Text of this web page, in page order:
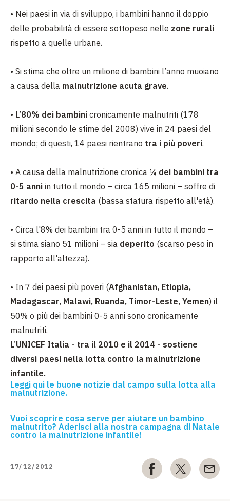
• Nei paesi in via di sviluppo, i bambini hanno il doppio
delle probabilità di essere sottopeso nelle zone rurali
rispetto a quelle urbane.
• Si stima che oltre un milione di bambini l’anno muoiano
a causa della malnutrizione acuta grave.
• L’80% dei bambini cronicamente malnutriti (178
milioni secondo le stime del 2008) vive in 24 paesi del
mondo; di questi, 14 paesi rientrano tra i più poveri.
• A causa della malnutrizione cronica ¼ dei bambini tra
0-5 anni in tutto il mondo – circa 165 milioni – soffre di
ritardo nella crescita (bassa statura rispetto all'età).
• Circa l'8% dei bambini tra 0-5 anni in tutto il mondo –
si stima siano 51 milioni – sia deperito (scarso peso in
rapporto all'altezza).
• In 7 dei paesi più poveri (Afghanistan, Etiopia,
Madagascar, Malawi, Ruanda, Timor-Leste, Yemen) il
50% o più dei bambini 0-5 anni sono cronicamente
malnutriti.
L’UNICEF Italia - tra il 2010 e il 2014 - sostiene
diversi paesi nella lotta contro la malnutrizione
infantile.
Leggi qui le buone notizie dal campo sulla lotta alla
malnutrizione.
Vuoi scoprire cosa serve per aiutare un bambino
malnutrito? Aderisci alla nostra campagna di Natale
contro la malnutrizione infantile!
17/12/2012